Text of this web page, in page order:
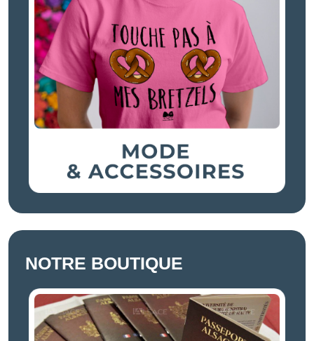
NOTRE BOUTIQUE